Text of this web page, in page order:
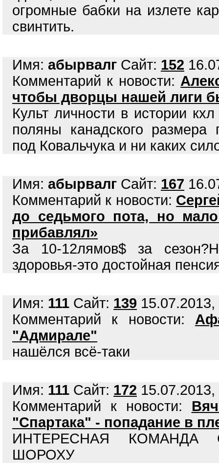
огромные бабки на излете
свинтить.
Имя: абырвалг Сайт: 152
Комментарий к новости:
чтобы дворцы нашей лиги
Культ личности в истории
поляны канадского размера
под Ковальчука и ни каких
Имя: абырвалг Сайт: 167
Комментарий к новости:
до седьмого пота, но
прибавлял»
За 10-12лямов$ за
здоровья-это достойная
Имя: 111 Сайт: 139
Комментарий к новости:
"Адмирале"
нашёлся всё-таки
Имя: 111 Сайт: 172
Комментарий к новости:
"Спартака" - попадание в
ИНТЕРЕСНАЯ КОМАНДА
ШОРОХУ